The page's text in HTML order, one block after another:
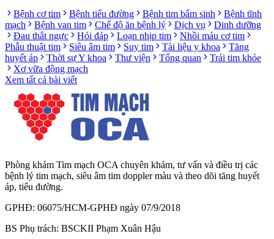
Bệnh cơ tim
Bệnh tiểu đường Bệnh tim bẩm sinh
Bệnh tĩnh
mạch
Bệnh van tim Chế độ ăn bệnh lý Dịch vụ
Dinh dưỡng
Đau thắt ngực
Hỏi đáp Loạn nhịp tim
Nhồi máu cơ tim
Phẫu thuật tim
Siêu âm tim Suy tim Tài liệu y khoa
Tăng
huyết áp
Thời sự Y khoa Thư viện Tổng quan
Trái tim khỏe
Xơ vữa động mạch
Xem tất cả bài viết
Phòng khám Tim mạch OCA chuyên khám, tư vấn và điều trị các
bệnh lý tim mạch, siêu âm tim doppler màu và theo dõi tăng huyết
áp, tiểu đường.
GPHĐ: 06075/HCM-GPHĐ ngày 07/9/2018
BS Phụ trách: BSCKII Phạm Xuân Hậu